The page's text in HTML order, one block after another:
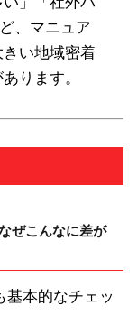
、マニュア
い地域密着
ります。
ぜこんなに差が
基本的なチェッ